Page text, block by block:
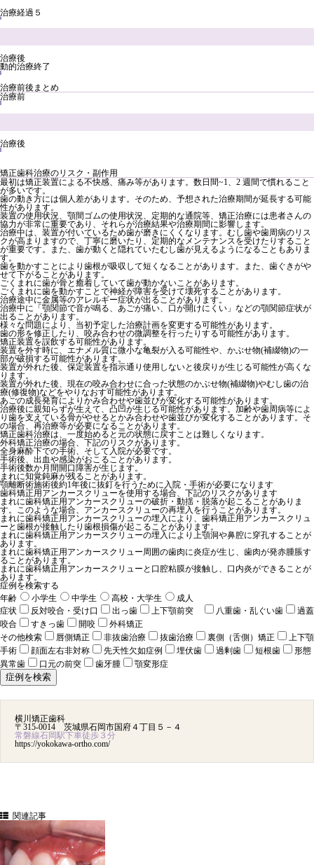
治療経過５
治療後
動的治療終了
治療前後まとめ
治療前
治療後
矯正歯科治療のリスク・副作用
最初は矯正装置による不快感、痛み等があります。数日間~1、2 週間で慣れること
が多いです。
歯の動き方には個人差があります。そのため、予想された治療期間が延長する可能
性があります。
装置の使用状況、顎間ゴムの使用状況、定期的な通院等、矯正治療には患者さんの
協力が非常に重要であり、それらが治療結果や治療期間に影響します。
治療中は、装置が付いているため歯が磨きにくくなります。むし歯や歯周病のリス
クが高まりますので、丁寧に磨いたり、定期的なメンテナンスを受けたりすること
が重要です。また、歯が動くと隠れていたむし歯が見えるようになることもありま
す。
歯を動かすことにより歯根が吸収して短くなることがあります。また、歯ぐきがや
せて下がることがあります。
ごくまれに歯が骨と癒着していて歯が動かないことがあります。
ごくまれに歯を動かすことで神経が障害を受けて壊死することがあります。
治療途中に金属等のアレルギー症状が出ることがあります。
治療中に「顎関節で音が鳴る、あごが痛い、口が開けにくい」などの顎関節症状が
出ることがあります。
様々な問題により、当初予定した治療計画を変更する可能性があります。
歯の形を修正したり、咬み合わせの微調整を行ったりする可能性があります。
矯正装置を誤飲する可能性があります。
装置を外す時に、エナメル質に微小な亀裂が入る可能性や、かぶせ物(補綴物)の一
部が破損する可能性があります。
装置が外れた後、保定装置を指示通り使用しないと後戻りが生じる可能性が高くな
ります。
装置が外れた後、現在の咬み合わせに合った状態のかぶせ物(補綴物)やむし歯の治
療(修復物)などをやりなおす可能性があります。
あごの成長発育によりかみ合わせや歯並びが変化する可能性があります。
治療後に親知らずが生えて、凸凹が生じる可能性があります。加齢や歯周病等によ
り歯を支えている骨がやせるとかみ合わせや歯並びが変化することがあります。そ
の場合、再治療等が必要になることがあります。
矯正歯科治療は、一度始めると元の状態に戻すことは難しくなります。
外科矯正治療の場合、下記のリスクがあります。
全身麻酔下での手術、そして入院が必要です。
手術後、出血や感染がおこることがあります。
手術後数か月間開口障害が生じます。
まれに知覚鈍麻が残ることがあります。
顎離断術施術後約1年後に抜釘を行うために入院・手術が必要になります
歯科矯正用アンカースクリューを使用する場合、下記のリスクがあります
まれに歯科矯正用アンカースクリューの破折・動揺・脱落が起こることがありま
す。このような場合、アンカースクリューの再埋入を行うことがあります。
まれに歯科矯正用アンカースクリューの埋入により、歯科矯正用アンカースクリュ
ーと歯根が接触したり歯根損傷が起こることがあります。
まれに歯科矯正用アンカースクリューの埋入により上顎洞や鼻腔に穿孔することが
あります。
まれに歯科矯正用アンカースクリュー周囲の歯肉に炎症が生じ、歯肉が発赤腫脹す
ることがあります。
まれに歯科矯正用アンカースクリューと口腔粘膜が接触し、口内炎ができることが
あります。
症例を検索する
年齢
小学生 中学生 高校・大学生
成人
症状
反対咬合・受け口 出っ歯 上下顎前突 八重歯・乱ぐい歯
過蓋
咬合
すきっ歯 開咬
外科矯正
その他検索
唇側矯正 非抜歯治療 抜歯治療 裏側（舌側）矯正
上下顎
手術
顔面左右非対称 先天性欠如症例 埋伏歯 過剰歯 短根歯
形態
異常歯
口元の前突 歯牙腫 顎変形症
横川矯正歯科
〒315-0014 茨城県石岡市国府４丁目５－４
常磐線石岡駅下車徒歩３分
https://yokokawa-ortho.com/
関連記事